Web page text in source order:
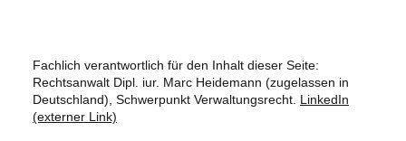
Fachlich verantwortlich für den Inhalt dieser Seite:
Rechtsanwalt Dipl. iur. Marc Heidemann (zugelassen in
Deutschland), Schwerpunkt Verwaltungsrecht. LinkedIn
(externer Link)